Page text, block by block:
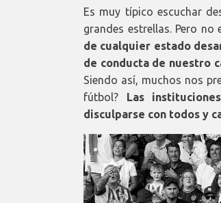
Es muy típico escuchar
grandes estrellas. Pero no
de cualquier estado
de conducta de nuestro
Siendo así, muchos nos
fútbol? Las
disculparse con todos y